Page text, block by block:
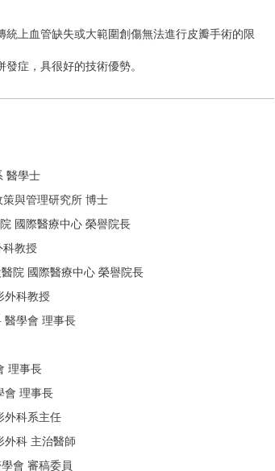
上血管缺失或大範圍創傷無法進行皮瓣手術的限
症，具很好的技術優勢。
醫學士
與管理研究所 博士
國際醫療中心 榮譽院長
科教授
院 國際醫療中心 榮譽院長
外科教授
醫學會 理事長
理事長
會 理事長
外科系主任
外科 主治醫師
會 審稿委員